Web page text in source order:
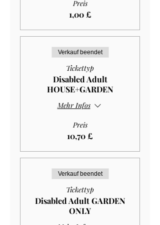
Preis
1,00 £
Verkauf beendet
Tickettyp
Disabled Adult
HOUSE+GARDEN
Mehr Infos
Preis
10,70 £
Verkauf beendet
Tickettyp
Disabled Adult GARDEN
ONLY